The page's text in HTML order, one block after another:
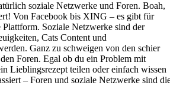
soziale Netzwerke und Foren. Boah,
Von Facebook bis XING – es gibt für
Plattform. Soziale Netzwerke sind der
Cats Content und
Ganz zu schweigen von den schier
Foren. Egal ob du ein Problem mit
Lieblingsrezept teilen oder einfach wissen
– Foren und soziale Netzwerke sind